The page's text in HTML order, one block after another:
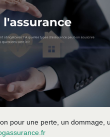
pour une perte, un dommage,